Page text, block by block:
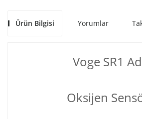
Ürün Bilgisi Yorumlar
Voge SR1
Oksijen